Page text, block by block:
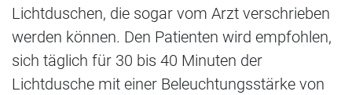
Lichtduschen, die sogar vom Arzt verschrieben
werden können. Den Patienten wird empfohlen,
sich täglich für 30 bis 40 Minuten der
Lichtdusche mit einer Beleuchtungsstärke von